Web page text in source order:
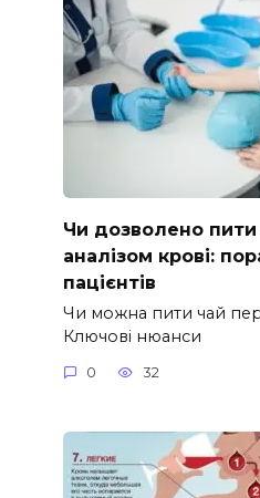
Чи дозволено
аналізом крові:
пацієнтів
Чи можна пити чай
Ключові нюанси
0 32